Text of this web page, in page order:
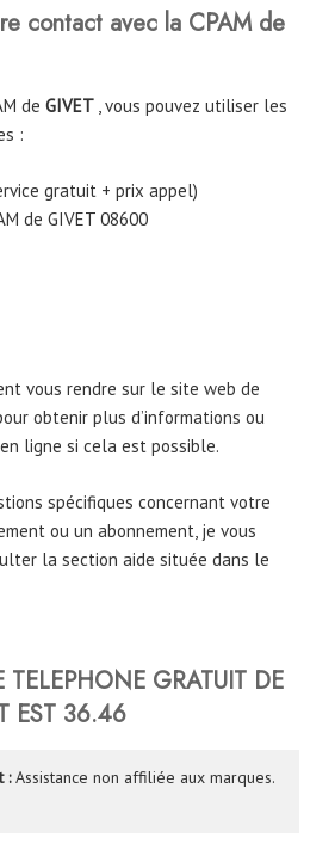
contact avec la CPAM de
de GIVET , vous pouvez utiliser les
:
gratuit + prix appel)
de GIVET 08600
vous rendre sur le site web de
obtenir plus d’informations ou
ligne si cela est possible.
spécifiques concernant votre
ou un abonnement, je vous
la section aide située dans le
TELEPHONE GRATUIT DE
EST 36.46
:Assistance non affiliée aux marques.